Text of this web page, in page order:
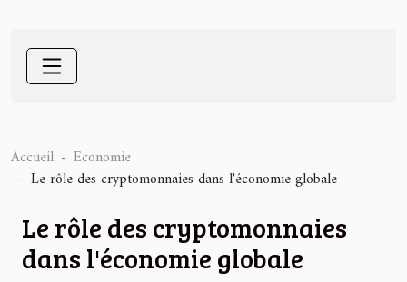
Accueil
Economie
Le rôle des cryptomonnaies dans l'économie globale
Le rôle des cryptomonnaies
dans l'économie globale